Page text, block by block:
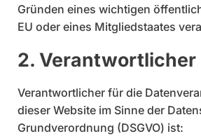
Gründen eines wichtigen
EU oder eines Mitgliedstaates
2. Verantwortlicher
Verantwortlicher für die
dieser Website im Sinne der
Grundverordnung (DSGVO) ist: